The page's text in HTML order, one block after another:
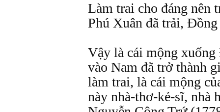
Làm trai cho đáng nên
Phú Xuân đã trải,
Vậy là cái mộng
vào Nam đã trở thành
làm trai, là cái mộng
này nhà-thơ-kẻ-sĩ, nhà